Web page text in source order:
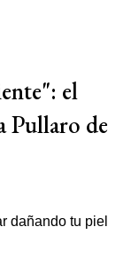
el
Pullaro de